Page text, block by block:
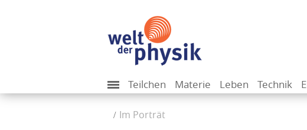
Teilchen Materie Leben Technik
Im Porträt